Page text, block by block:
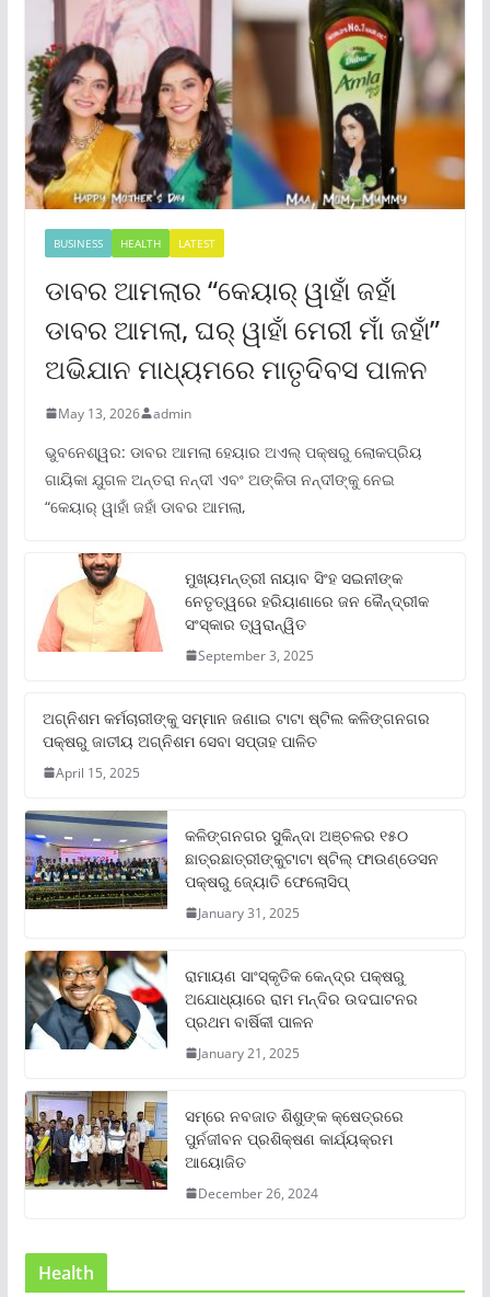
BUSINESS HEALTH LATEST
ଡାବର ଆମଲାର “କେୟାର୍ ୱାହାଁ ଜହାଁ
ଡାବର ଆମଲା, ଘର୍ ୱାହାଁ ମେରୀ ମାଁ ଜହାଁ”
ଅଭିଯାନ ମାଧ୍ୟମରେ ମାତୃଦିବସ ପାଳନ
May 13, 2026 admin
ଭୁବନେଶ୍ୱର: ଡାବର ଆମଲା ହେୟାର ଅଏଲ୍ ପକ୍ଷରୁ ଲୋକପ୍ରିୟ
ଗାୟିକା ଯୁଗଳ ଅନ୍ତରା ନନ୍ଦୀ ଏବଂ ଅଙ୍କିତା ନନ୍ଦୀଙ୍କୁ ନେଇ
“କେୟାର୍ ୱାହାଁ ଜହାଁ ଡାବର ଆମଲା,
ମୁଖ୍ୟମନ୍ତ୍ରୀ ନାୟାବ ସିଂହ ସଇନୀଙ୍କ
ନେତୃତ୍ୱରେ ହରିୟାଣାରେ ଜନ କୈନ୍ଦ୍ରୀକ
ସଂସ୍କାର ତ୍ୱରାନ୍ୱିତ
September 3, 2025
ଅଗ୍ନିଶମ କର୍ମଚାରୀଙ୍କୁ ସମ୍ମାନ ଜଣାଇ ଟାଟା ଷ୍ଟିଲ କଳିଙ୍ଗନଗର
ପକ୍ଷରୁ ଜାତୀୟ ଅଗ୍ନିଶମ ସେବା ସପ୍ତାହ ପାଳିତ
April 15, 2025
କଳିଙ୍ଗନଗର ସୁକିନ୍ଦା ଅଞ୍ଚଳର ୧୫୦
ଛାତ୍ରଛାତ୍ରୀଙ୍କୁଟାଟା ଷ୍ଟିଲ୍ ଫାଉଣ୍ଡେସନ
ପକ୍ଷରୁ ଜ୍ୟୋତି ଫେଲୋସିପ୍‌
January 31, 2025
ରାମାୟଣ ସାଂସ୍କୃତିକ କେନ୍ଦ୍ର ପକ୍ଷରୁ
ଅଯୋଧ୍ୟାରେ ରାମ ମନ୍ଦିର ଉଦଘାଟନର
ପ୍ରଥମ ବାର୍ଷିକୀ ପାଳନ
January 21, 2025
ସମ୍‌ରେ ନବଜାତ ଶିଶୁଙ୍କ କ୍ଷେତ୍ରରେ
ପୁର୍ନଜୀବନ ପ୍ରଶିକ୍ଷଣ କାର୍ଯ୍ୟକ୍ରମ
ଆୟୋଜିତ
December 26, 2024
Health